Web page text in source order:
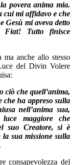
povera anima mia.
cui mi affidavo e che
Gesù mi aveva detto
Tutto finisce
ma anche allo stesso
del Divin Volere
ciò che quell’anima,
che ha appreso sulla
nell’anima sua,
maggiore che
suo Creatore, si è
sua missione sulla
consapevolezza del